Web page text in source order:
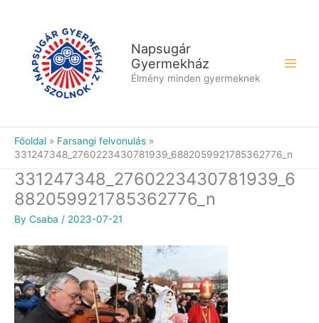
Napsugár
Gyermekház
Élmény minden gyermeknek
Főoldal
Farsangi felvonulás
331247348_2760223430781939_6882059921785362776_n
331247348_2760223430781939_6
882059921785362776_n
By Csaba / 2023-07-21